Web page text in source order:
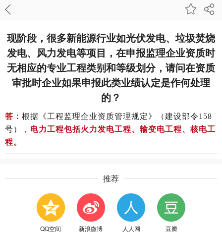
现阶段，很多新能源行业如光伏发电、垃圾焚烧
发电、风力发电等项目，在申报监理企业资质时
无相应的专业工程类别和等级划分，请问在资质
审批时企业如果申报此类业绩认定是作何处理
的？
答： 根据《工程监理企业资质管理规定》（建设部令158
号）， 电力工程包括火力发电工程、输变电工程、核电工
程。
推荐
QQ空间 新浪微博 人人网 豆瓣